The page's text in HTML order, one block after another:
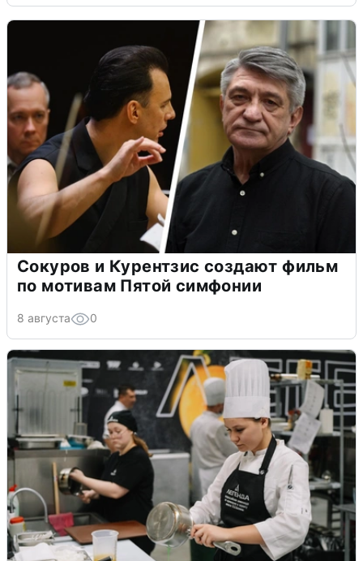
Сокуров и Курентзис создают фильм
по мотивам Пятой симфонии
8 августа 0